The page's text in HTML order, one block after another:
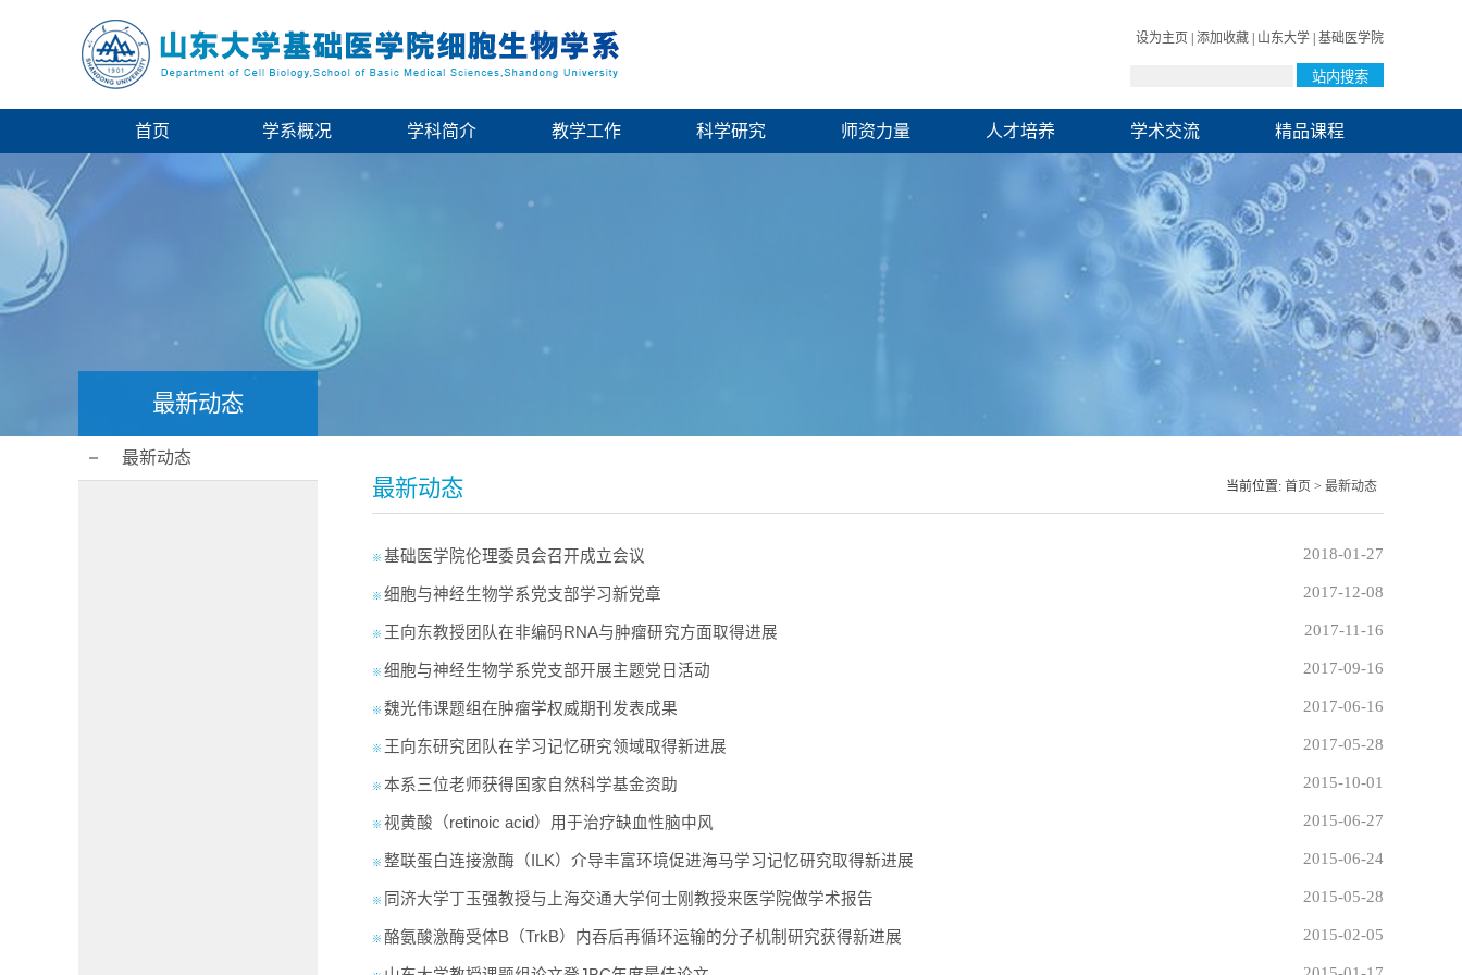
设为主页 添加收藏 山东大学 基础医学院
首页 学系概况 学科简介 教学工作 科学研究 师资力量 人才培养 学术交流 精品课程
最新动态
最新动态
最新动态 当前位置: 首页 > 最新动态
※ 基础医学院伦理委员会召开成立会议 2018-01-27
※ 细胞与神经生物学系党支部学习新党章 2017-12-08
※ 王向东教授团队在非编码RNA与肿瘤研究方面取得进展 2017-11-16
※ 细胞与神经生物学系党支部开展主题党日活动 2017-09-16
※ 魏光伟课题组在肿瘤学权威期刊发表成果 2017-06-16
※ 王向东研究团队在学习记忆研究领域取得新进展 2017-05-28
※ 本系三位老师获得国家自然科学基金资助 2015-10-01
※ 视黄酸（retinoic acid）用于治疗缺血性脑中风 2015-06-27
※ 整联蛋白连接激酶（ILK）介导丰富环境促进海马学习记忆研究取得新进展 2015-06-24
※ 同济大学丁玉强教授与上海交通大学何士刚教授来医学院做学术报告 2015-05-28
※ 酪氨酸激酶受体B（TrkB）内吞后再循环运输的分子机制研究获得新进展 2015-02-05